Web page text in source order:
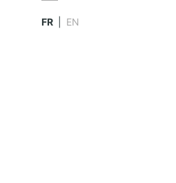
FR EN